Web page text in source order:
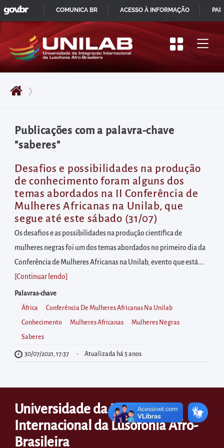
Pular
para
início
do
principal
Acessar
diretamente
o
menu
principal
Acessar
diretamente
à
área
para
realizar
buscas
internas
Acessar
diretamente
as
rodapé
❯
Publicações com a palavra-chave
"saberes"
Desafios e possibilidades na produção
de conhecimento foram alguns dos
temas abordados na II Conferência de
Mulheres Africanas na Unilab, que
segue até este sábado (31/07)
Os desafios e as possibilidades na produção científica de
mulheres negras foi um dos temas abordados no primeiro dia da
Conferência de Mulheres Africanas na Unilab, evento que está...
[Continuar lendo
Palavras-chave
África Conferência De Mulheres Africanas Na Unilab
Conhecimento Mulheres Africanas Mulheres Negras
Saberes
30/07/2021, 17:37 Atualizada há 5 anos
Universidade da Integração
Internacional da Lusofonia Afro-
Brasileira
IR
PARA
CONTEÚDO
GOVBR
COMUNICA BR ACESSO À INFORMAÇÃO